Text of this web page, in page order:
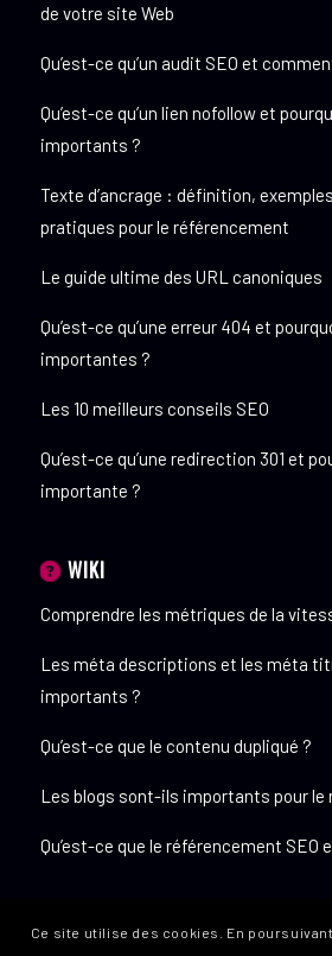
de votre site Web
Qu’est-ce qu’un audit SEO et
Qu’est-ce qu’un lien nofollow et
importants ?
Texte d’ancrage : définition,
pratiques pour le référencement
Le guide ultime des URL canoniques
Qu’est-ce qu’une erreur 404 et
importantes ?
Les 10 meilleurs conseils SEO
Qu’est-ce qu’une redirection 301 et
importante ?
WIKI
Comprendre les métriques de la
Les méta descriptions et les méta
importants ?
Qu’est-ce que le contenu dupliqué ?
Les blogs sont-ils importants pour le
Qu’est-ce que le référencement SEO
Ce site utilise des cookies. En